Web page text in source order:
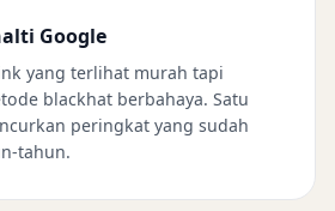
Google
yang terlihat murah tapi
blackhat berbahaya. Satu
peringkat yang sudah
tahun.